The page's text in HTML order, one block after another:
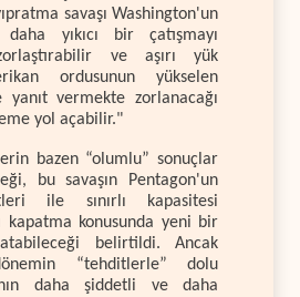
savaşı Washington'un
yıkıcı bir çatışmayı
zorlaştırabilir ve aşırı yük
ordusunun yükselen
yanıt vermekte zorlanacağı
yol açabilir."
bazen “olumlu” sonuçlar
bu savaşın Pentagon'un
ile sınırlı kapasitesi
kapatma konusunda yeni bir
belirtildi. Ancak
“tehditlerle” dolu
daha şiddetli ve daha